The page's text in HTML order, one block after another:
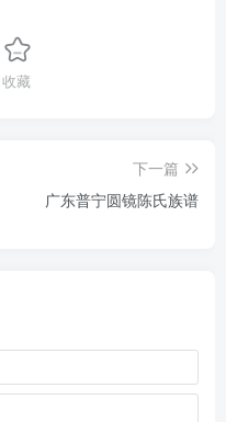
收藏
下一篇
广东普宁圆镜陈氏族谱